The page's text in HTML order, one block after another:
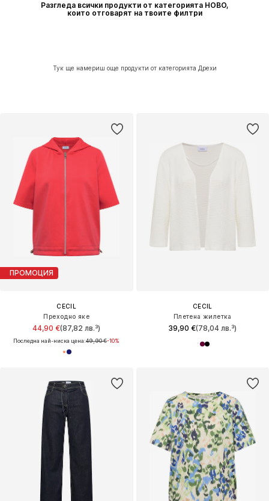
Разгледа всички продукти от категорията НОВО,
които отговарят на твоите филтри
Тук ще намериш още продукти от категорията Дрехи
ПРОМОЦИЯ
CECIL
Преходно яке
44,90 €(87,82 лв.³)
Последна най-ниска цена:49,90 €-10%
CECIL
Плетена жилетка
39,90 €(78,04 лв.³)